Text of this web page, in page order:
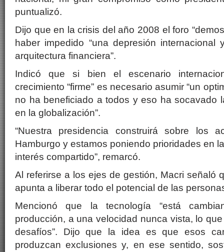
puntualizó.
Dijo que en la crisis del año 2008 el foro
haber impedido “una depresión internacional
arquitectura financiera”.
Indicó que si bien el escenario
crecimiento “firme” es necesario asumir “un
no ha beneficiado a todos y eso ha socavado
en la globalización”.
“Nuestra presidencia construirá sobre los
Hamburgo y estamos poniendo prioridades en
interés compartido”, remarcó.
Al referirse a los ejes de gestión, Macri señaló
apunta a liberar todo el potencial de las
Mencionó que la tecnología “está
producción, a una velocidad nunca vista, lo
desafíos”. Dijo que la idea es que esos
produzcan exclusiones y, en ese sentido,